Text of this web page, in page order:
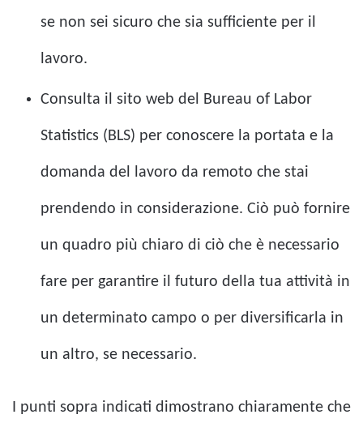
se non sei sicuro che sia sufficiente per il
lavoro.
Consulta il sito web del Bureau of Labor
Statistics (BLS) per conoscere la portata e la
domanda del lavoro da remoto che stai
prendendo in considerazione. Ciò può fornire
un quadro più chiaro di ciò che è necessario
fare per garantire il futuro della tua attività in
un determinato campo o per diversificarla in
un altro, se necessario.
I punti sopra indicati dimostrano chiaramente che